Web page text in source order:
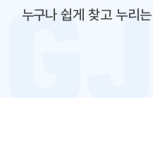
누구나 쉽게 찾고 누리